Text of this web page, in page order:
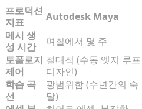
프로덕션
지표
Autodesk Maya
메시 생
성 시간
며칠에서 몇 주
토폴로지
제어
절대적 (수동 엣지 루프
디자인)
학습 곡
선
광범위함 (수년간의 숙
달)